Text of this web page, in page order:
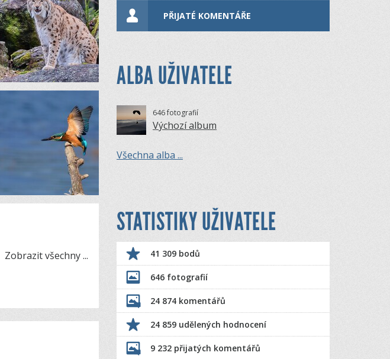
Zobrazit všechny...
PŘIJATÉ KOMENTÁŘE
ALBA UŽIVATELE
646 fotografií
Výchozí album
Všechna alba ...
STATISTIKY UŽIVATELE
41 309 bodů
646 fotografií
24 874 komentářů
24 859 udělených hodnocení
9 232 přijatých komentářů